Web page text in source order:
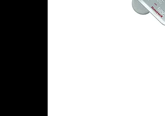
RISERVATA
Servizio Clienti 02